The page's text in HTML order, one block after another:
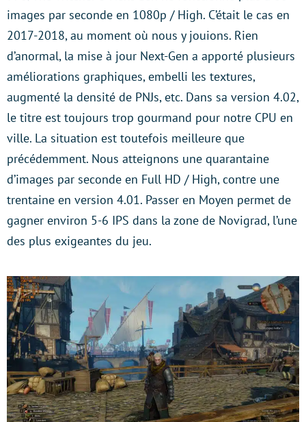
images par seconde en 1080p / High. C’était le cas en
2017-2018, au moment où nous y jouions. Rien
d’anormal, la mise à jour Next-Gen a apporté plusieurs
améliorations graphiques, embelli les textures,
augmenté la densité de PNJs, etc. Dans sa version 4.02,
le titre est toujours trop gourmand pour notre CPU en
ville. La situation est toutefois meilleure que
précédemment. Nous atteignons une quarantaine
d’images par seconde en Full HD / High, contre une
trentaine en version 4.01. Passer en Moyen permet de
gagner environ 5-6 IPS dans la zone de Novigrad, l’une
des plus exigeantes du jeu.